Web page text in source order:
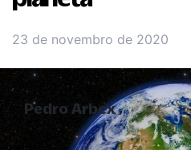
23 de novembro de 2020
Pedro Arbex